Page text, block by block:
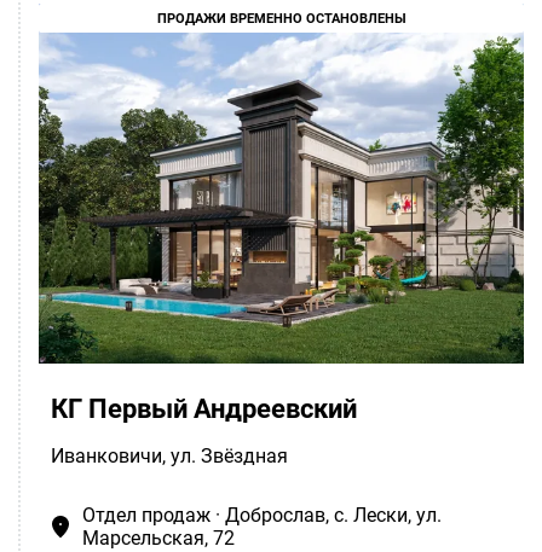
ПРОДАЖИ ВРЕМЕННО ОСТАНОВЛЕНЫ
КГ Первый Андреевский
Иванковичи, ул. Звёздная
Отдел продаж · Доброслав, c. Лески, ул.
Марсельская, 72